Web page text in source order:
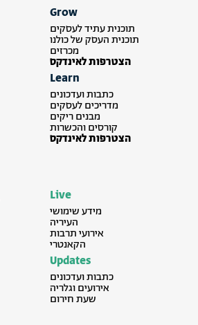
Grow
תוכנית עתיד לעסקים
תוכנית העסק של כולנו
מכרזים
הצטרפות לאינדקס
Learn
כתבות ועדכונים
מדריכים לעסקים
מבנים ריקים
קורסים והכשרות
הצטרפות לאינדקס
Live
מידע שימושי
העיריה
אירועי תרבות
הקאנטרי
Updates
כתבות ועדכונים
אירועים וגלריה
שעת חירום